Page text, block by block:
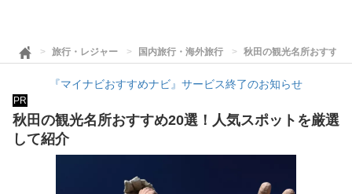
旅行・レジャー 国内旅行・海外旅行 秋田の観光名所おすすめ
『マイナビおすすめナビ』サービス終了のお知らせ
PR
秋田の観光名所おすすめ20選！人気スポットを厳選
して紹介